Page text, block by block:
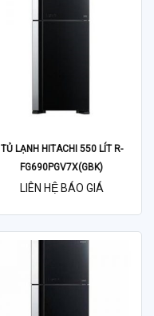
TỦ LẠNH HITACHI 550 LÍT R-
FG690PGV7X(GBK)
LIÊN HỆ BÁO GIÁ